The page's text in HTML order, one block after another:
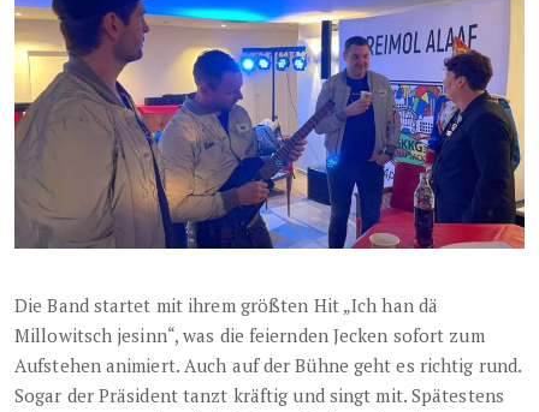
Die Band startet mit ihrem größten Hit „Ich han dä
Millowitsch jesinn“, was die feiernden Jecken sofort zum
Aufstehen animiert. Auch auf der Bühne geht es richtig rund.
Sogar der Präsident tanzt kräftig und singt mit. Spätestens